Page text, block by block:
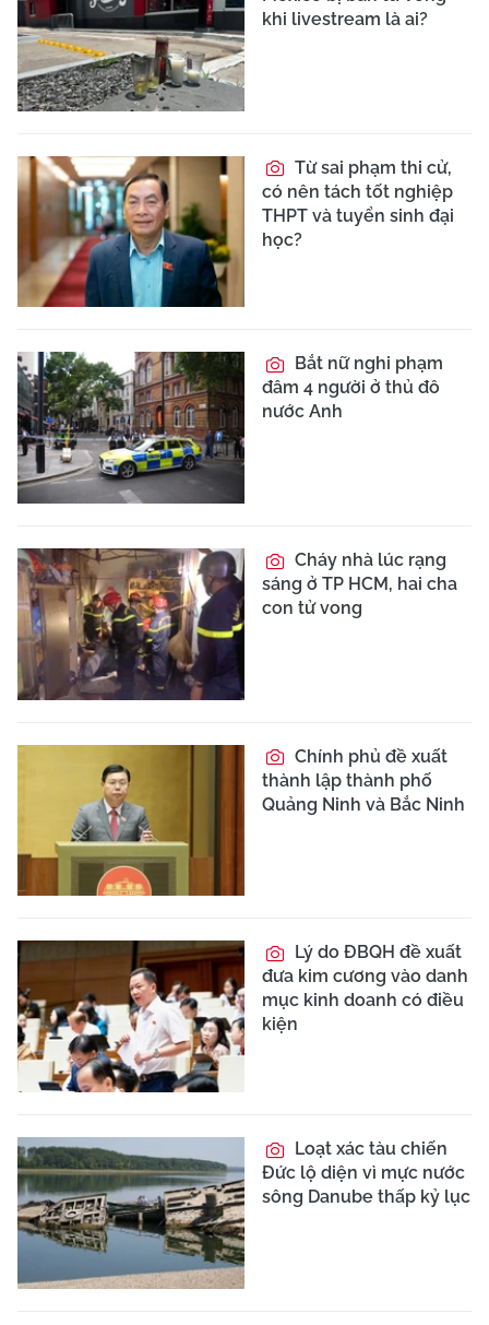
khi livestream là ai?
Từ sai phạm thi cử,
có nên tách tốt nghiệp
THPT và tuyển sinh đại
học?
Bắt nữ nghi phạm
đâm 4 người ở thủ đô
nước Anh
Cháy nhà lúc rạng
sáng ở TP HCM, hai cha
con tử vong
Chính phủ đề xuất
thành lập thành phố
Quảng Ninh và Bắc Ninh
Lý do ĐBQH đề xuất
đưa kim cương vào danh
mục kinh doanh có điều
kiện
Loạt xác tàu chiến
Đức lộ diện vì mực nước
sông Danube thấp kỷ lục